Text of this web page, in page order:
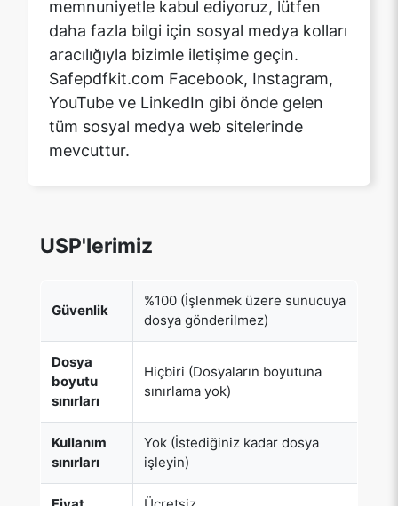
YouTube ve LinkedIn gibi önde gelen
tüm sosyal medya web sitelerinde
mevcuttur.
dosya gönderilmez)
boyutu
sınırları
Hiçbiri (Dosyaların boyutuna
sınırlama yok)
Kullanım
sınırları
Yok (İstediğiniz kadar dosya
işleyin)
Fiyat Ücretsiz
Yakalanan
Kullanıcı
Hiçbiri (E-posta/telefon
numarası gibi kullanıcı bilgilerini